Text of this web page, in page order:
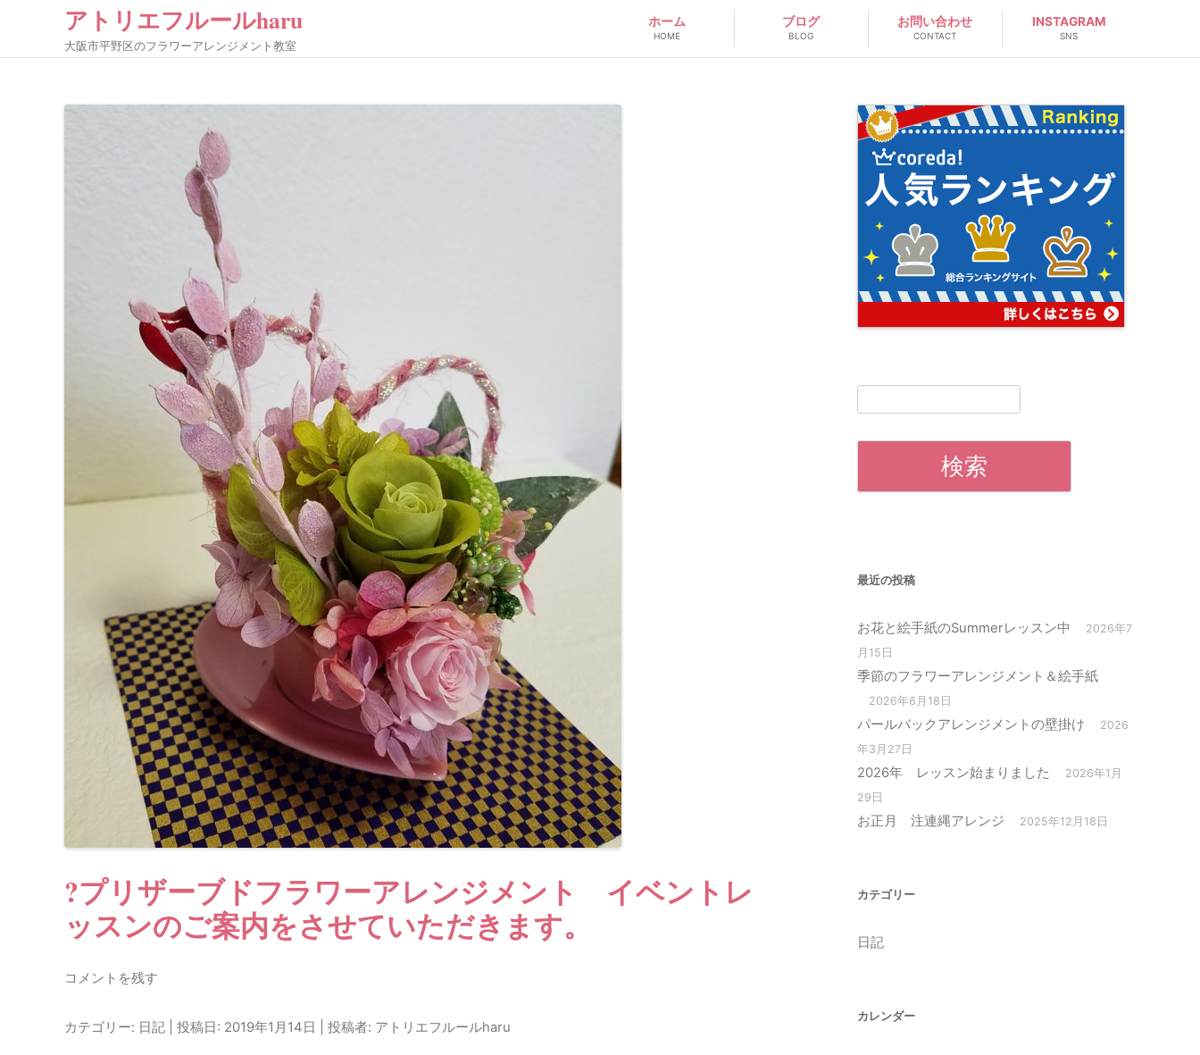
アトリエフルールharu
大阪市平野区のフラワーアレンジメント教室
ホーム
HOME
ブログ
BLOG
お問い合わせ
CONTACT
INSTAGRAM
SNS
?プリザーブドフラワーアレンジメント イベントレ
ッスンのご案内をさせていただきます。
コメントを残す
カテゴリー: 日記 | 投稿日: 2019年1月14日 投稿者: アトリエフルールharu
最近の投稿
お花と絵手紙のSummerレッスン中
2026年7
月15日
季節のフラワーアレンジメント＆絵手紙
2026年6月18日
パールバックアレンジメントの壁掛け
2026
年3月27日
2026年 レッスン始まりました
2026年1月
29日
お正月 注連縄アレンジ 2025年12月18日
カテゴリー
日記
カレンダー